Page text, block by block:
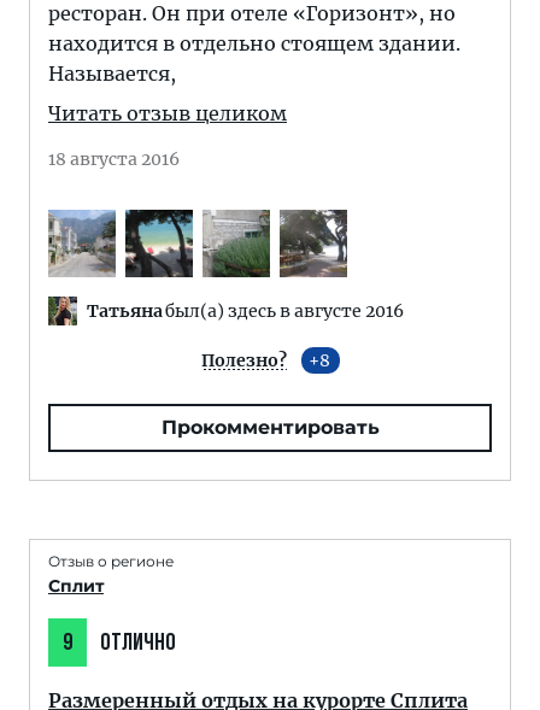
ресторан. Он при отеле «Горизонт», но
находится в отдельно стоящем здании.
Называется,
Читать отзыв целиком
18 августа 2016
Татьянабыл(а) здесь в августе 2016
Полезно? 8
Прокомментировать
Отзыв о регионе
Сплит
9 ОТЛИЧНО
Размеренный отдых на курорте Сплита